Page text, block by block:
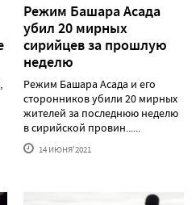
Режим Башара Асада
убил 20 мирных
сирийцев за прошлую
неделю
Режим Башара Асада и его
сторонников убили 20 мирных
жителей за последнюю неделю
в сирийской провин......
14 ИЮНЯ'2021